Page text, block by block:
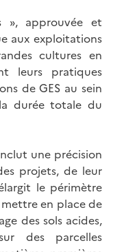
», approuvée et
aux exploitations
cultures en
leurs pratiques
de GES au sein
durée totale du
une précision
projets, de leur
le périmètre
en place de
des sols acides,
des parcelles